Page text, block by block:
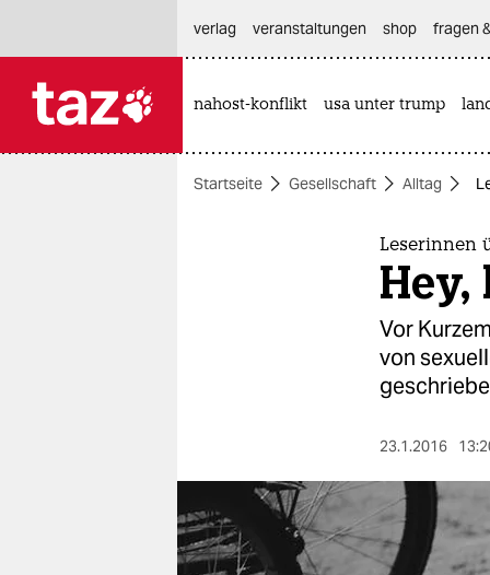
themen
nord
verlag
veranstaltungen shop fragen
nahost-konflikt usa unter trump
Startseite Gesellschaft Alltag
Leserinnen
Hey,
Vor
von
23.1.2016